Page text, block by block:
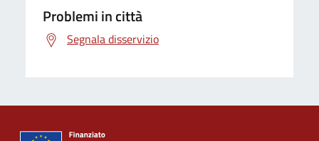
Problemi in città
Segnala disservizio